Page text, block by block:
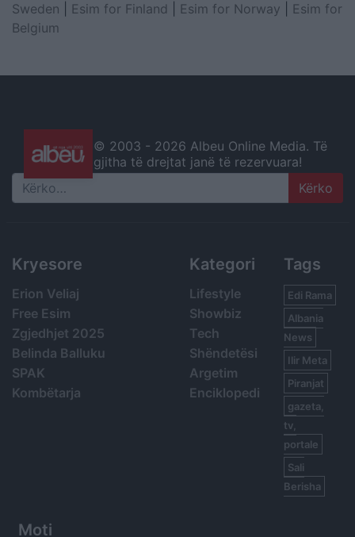
Sweden
Esim for Finland Esim for Norway
Esim for
Belgium
© 2003 - 2026 Albeu Online Media. Të
gjitha të drejtat janë të rezervuara!
Search
Kryesore
Erion Veliaj
Free Esim
Zgjedhjet 2025
Belinda Balluku
SPAK
Kombëtarja
Kategori
Lifestyle
Showbiz
Tech
Shëndetësi
Argetim
Enciklopedi
Tags
Edi Rama
Albania
News
Ilir Meta
Piranjat
gazeta,
tv,
portale
Sali
Berisha
Moti